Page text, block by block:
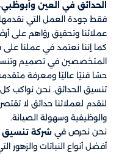
الحدائق في العين وأبوظبي
فقط جودة العمل التي
عملائنا وتحقيق رؤاهم على
كما إننا نعتمد في عملنا
المتخصصين في تصميم
حسًا فنيًا عاليًا ومعرفة
تنسيق الحدائق. نحن نواكب كل
لنقدم لعملائنا حدائق لا
والوظيفية وسهولة الصيانة.
نحن نحرص في شركة تنسيق
أفضل أنواع النباتات والزهور